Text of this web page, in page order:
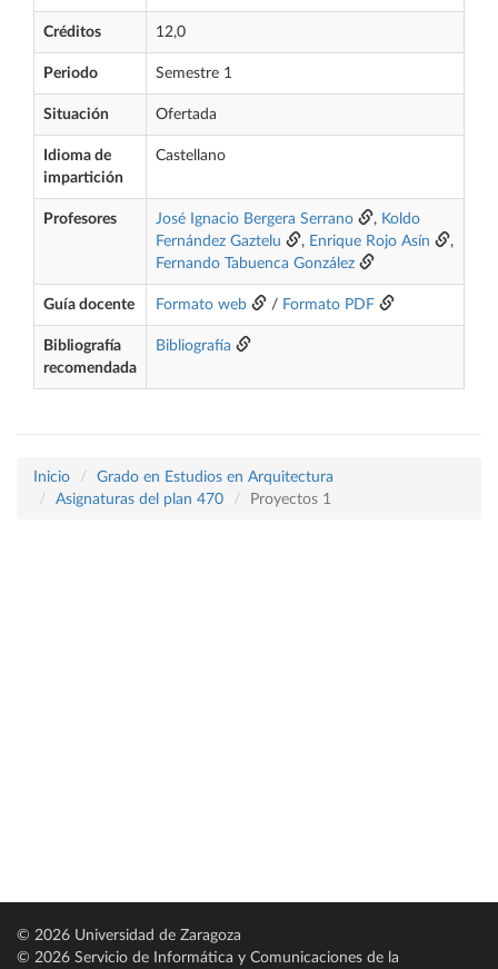
Créditos 12,0
Periodo Semestre 1
Situación Ofertada
Idioma de
impartición
Castellano
Profesores José Ignacio Bergera Serrano , Koldo
Fernández Gaztelu
, Enrique Rojo Asín
,
Fernando Tabuenca González
Guía docente Formato web / Formato PDF
Bibliografía
recomendada
Bibliografía
Inicio
Grado en Estudios en Arquitectura
Asignaturas del plan 470
Proyectos 1
© 2026 Universidad de Zaragoza
© 2026 Servicio de Informática y Comunicaciones de la